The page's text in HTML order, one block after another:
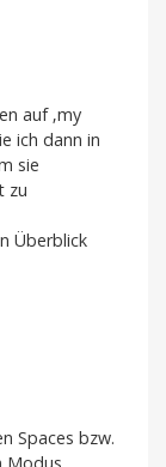
auf ‚my
ich dann in
sie
zu
Überblick
Spaces bzw.